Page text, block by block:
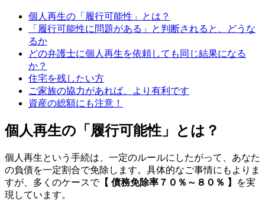
個人再生の「履行可能性」とは？
「履行可能性に問題がある」と判断されると、どうな
るか
どの弁護士に個人再生を依頼しても同じ結果になる
か？
住宅を残したい方
ご家族の協力があれば、より有利です
資産の総額にも注意！
個人再生の「履行可能性」とは？
個人再生という手続は、一定のルールにしたがって、あなた
の負債を一定割合で免除します。具体的なご事情にもよりま
すが、多くのケースで【 債務免除率７０％～８０％ 】
を実
現しています。